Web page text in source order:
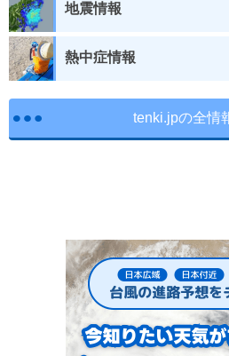
地震情報
熱中症情報
tenki.jpの全情